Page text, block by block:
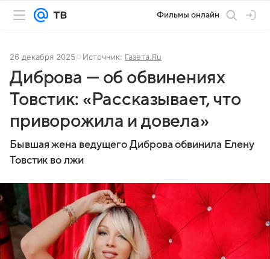
Фильмы онлайн
26 декабря 2025 Источник: Газета.Ru
Диброва — об обвинениях
Товстик: «Рассказывает, что
приворожила и довела»
Бывшая жена ведущего Диброва обвинила Елену
Товстик во лжи